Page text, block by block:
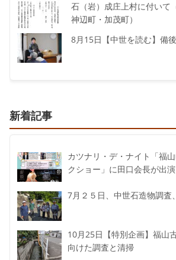
石（岩）成庄上村に付いて
神辺町・加茂町）
8月15日【中世を読む】備
新着記事
カツナリ・デ・ナイト「福
クショー」に田口会長が出演
7月２５日、中世石造物調査
10月25日【特別企画】福山
向けた調査と清掃